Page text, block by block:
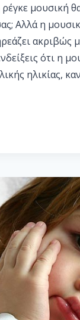
μουσική
Αλλά η
ακριβώς
ότι η
ηλικίας,